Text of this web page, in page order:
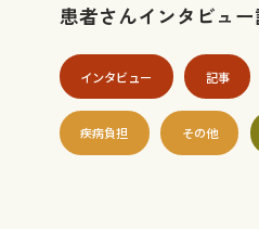
患者さんインタビュ
インタビュー 記事
疾病負担 その他